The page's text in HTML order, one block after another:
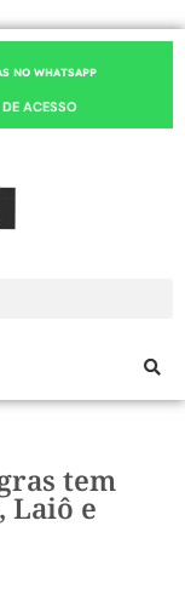
NO WHATSAPP
ACESSO
tem
Laiô e